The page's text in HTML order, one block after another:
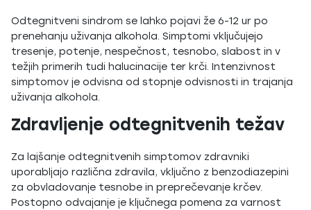
Odtegnitveni sindrom se lahko pojavi že 6-12 ur po
prenehanju uživanja alkohola. Simptomi vključujejo
tresenje, potenje, nespečnost, tesnobo, slabost in v
težjih primerih tudi halucinacije ter krči. Intenzivnost
simptomov je odvisna od stopnje odvisnosti in trajanja
uživanja alkohola.
Zdravljenje odtegnitvenih težav
Za lajšanje odtegnitvenih simptomov zdravniki
uporabljajo različna zdravila, vključno z benzodiazepini
za obvladovanje tesnobe in preprečevanje krčev.
Postopno odvajanje je ključnega pomena za varnost